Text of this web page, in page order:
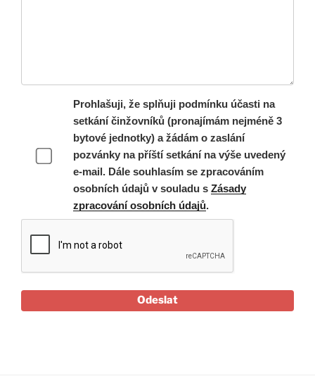
Prohlašuji, že splňuji podmínku účasti na
setkání činžovníků (pronajímám nejméně 3
bytové jednotky) a žádám o zaslání
pozvánky na příští setkání na výše uvedený
e-mail. Dále souhlasím se zpracováním
osobních údajů v souladu sZásady
zpracování osobních údajů.
Odeslat